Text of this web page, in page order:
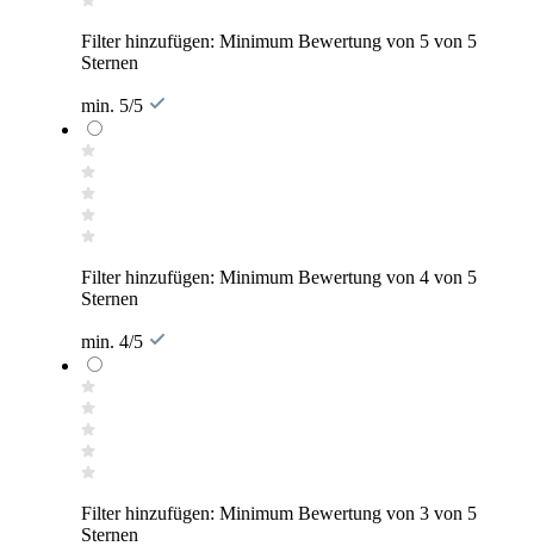
Filter hinzufügen: Minimum Bewertung von 5 von 5
Sternen
min. 5/5
Filter hinzufügen: Minimum Bewertung von 4 von 5
Sternen
min. 4/5
Filter hinzufügen: Minimum Bewertung von 3 von 5
Sternen